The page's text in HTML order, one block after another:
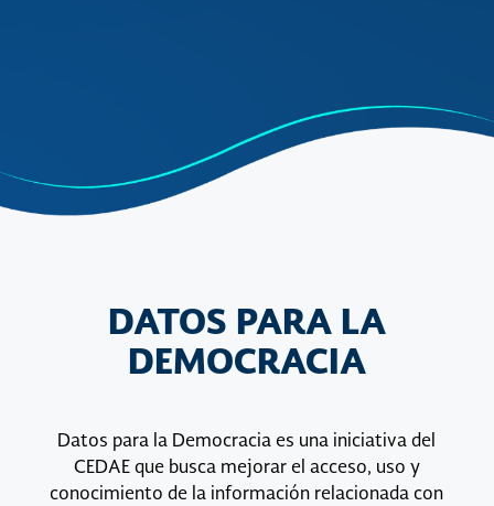
DATOS PARA LA
DEMOCRACIA
Datos para la Democracia es una iniciativa del
CEDAE que busca mejorar el acceso, uso y
conocimiento de la información relacionada con